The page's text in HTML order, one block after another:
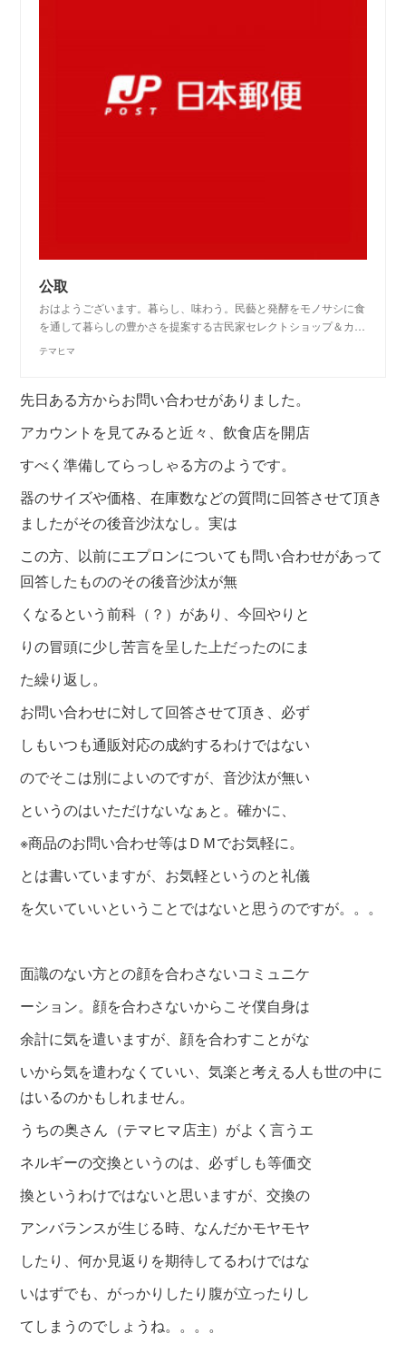
公取
おはようございます。暮らし、味わう。民藝と発酵をモノサシに食
を通して暮らしの豊かさを提案する古民家セレクトショップ＆カ…
テマヒマ
先日ある方からお問い合わせがありました。
アカウントを見てみると近々、飲食店を開店
すべく準備してらっしゃる方のようです。
器のサイズや価格、在庫数などの質問に回答させて頂き
ましたがその後音沙汰なし。実は
この方、以前にエプロンについても問い合わせがあって
回答したもののその後音沙汰が無
くなるという前科（？）があり、今回やりと
りの冒頭に少し苦言を呈した上だったのにま
た繰り返し。
お問い合わせに対して回答させて頂き、必ず
しもいつも通販対応の成約するわけではない
のでそこは別によいのですが、音沙汰が無い
というのはいただけないなぁと。確かに、
※商品のお問い合わせ等はＤＭでお気軽に。
とは書いていますが、お気軽というのと礼儀
を欠いていいということではないと思うのですが。。。
面識のない方との顔を合わさないコミュニケ
ーション。 顔を合わさないからこそ僕自身は
余計に気を遣いますが、 顔を合わすことがな
いから気を遣わなくていい、気楽と考える人も世の中に
はいるのかもしれません。
うちの奥さん（テマヒマ店主）がよく言うエ
ネルギーの交換というのは、 必ずしも等価交
換というわけではないと思いますが、交換の
アンバランスが生じる時、なんだかモヤモヤ
したり、何か見返りを期待してるわけではな
いはずでも、 がっかりしたり腹が立ったりし
てしまうのでしょうね。。。。